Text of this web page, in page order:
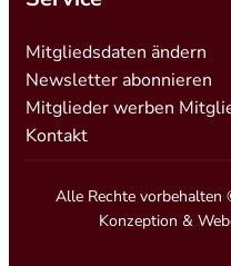
Mitgliedsdaten ändern
Newsletter abonnieren
Mitglieder werben
Kontakt
Alle Rechte
Konzeption &